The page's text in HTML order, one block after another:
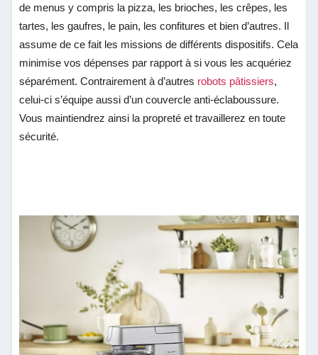
de menus y compris la pizza, les brioches, les crêpes, les
tartes, les gaufres, le pain, les confitures et bien d’autres. Il
assume de ce fait les missions de différents dispositifs. Cela
minimise vos dépenses par rapport à si vous les acquériez
séparément. Contrairement à d’autres robots pâtissiers,
celui-ci s’équipe aussi d’un couvercle anti-éclaboussure.
Vous maintiendrez ainsi la propreté et travaillerez en toute
sécurité.